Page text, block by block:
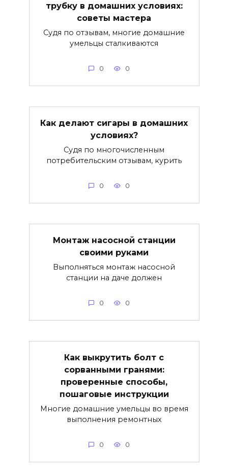
трубку в домашних условиях:
советы мастера
Судя по отзывам, многие домашние
умельцы сталкиваются
0 0
Как делают сигары в домашних
условиях?
Судя по многочисленным
потребительским отзывам, курить
0 0
Монтаж насосной станции
своими руками
Выполняться монтаж насосной
станции на даче должен
0 0
Как выкрутить болт с
сорванными гранями:
проверенные способы,
пошаговые инструкции
Многие домашние умельцы во время
выполнения ремонтных
0 0